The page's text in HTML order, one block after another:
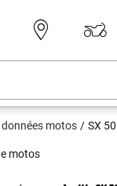
données motos SX
motos